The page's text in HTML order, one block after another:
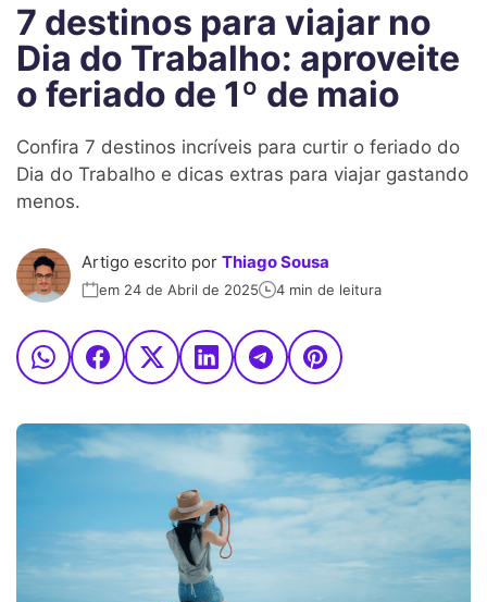
7 destinos para viajar no
Dia do Trabalho: aproveite
o feriado de 1º de maio
Confira 7 destinos incríveis para curtir o feriado do
Dia do Trabalho e dicas extras para viajar gastando
menos.
Artigo escrito por Thiago Sousa
em 24 de Abril de 2025 4 min de leitura